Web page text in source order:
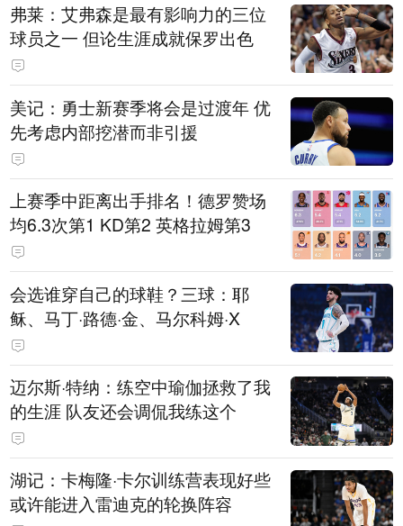
弗莱：艾弗森是最有影响力的三位
球员之一 但论生涯成就保罗出色
美记：勇士新赛季将会是过渡年 优
先考虑内部挖潜而非引援
上赛季中距离出手排名！德罗赞场
均6.3次第1 KD第2 英格拉姆第3
会选谁穿自己的球鞋？三球：耶
稣、马丁·路德·金、马尔科姆·X
迈尔斯·特纳：练空中瑜伽拯救了我
的生涯 队友还会调侃我练这个
湖记：卡梅隆·卡尔训练营表现好些
或许能进入雷迪克的轮换阵容